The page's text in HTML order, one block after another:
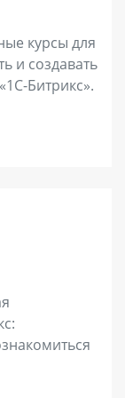
магазинов
и
продаж,
и
лояльности
в течение
в
–
прав на
988 ГК РБ).
курсы для
и создавать
Битрикс».